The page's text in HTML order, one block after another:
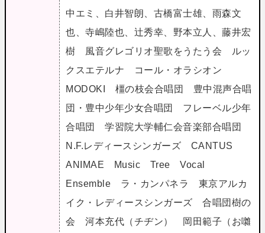
中エミ、白井智朗、古橋富士雄、雨森文
也、寺嶋陸也、辻秀幸、野本立人、藤井宏
樹 風音グレゴリオ聖歌をうたう会 ルッ
クスエテルナ コール・オラシオン
MODOKI 橿の枝会合唱団 豊中混声合唱
団・豊中少年少女合唱団 フレーベル少年
合唱団 学習院大学輔仁会音楽部合唱団
N.F.レディースシンガーズ CANTUS
ANIMAE Music Tree Vocal
Ensemble ラ・カンパネラ 東京アルカ
イク・レディースシンガーズ 合唱団樹の
会 河本充代（チヂン） 岡田範子（お囃